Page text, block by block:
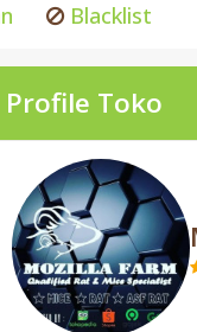
Blacklist
Profile Toko